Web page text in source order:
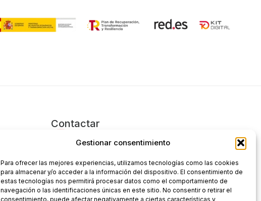
Gestionar consentimiento
Para ofrecer las mejores experiencias, utilizamos tecnologías como las cookies
para almacenar y/o acceder a la información del dispositivo. El consentimiento de
estas tecnologías nos permitirá procesar datos como el comportamiento de
navegación o las identificaciones únicas en este sitio. No consentir o retirar el
consentimiento, puede afectar negativamente a ciertas características y
Contactar
649 044 698
961 842 600
info@grupnoumileni.com